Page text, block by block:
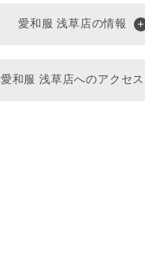
愛和服 浅草店の情報
愛和服 浅草店へのアクセス